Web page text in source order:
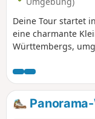
Deine Tour startet
eine charmante
Württembergs,
die Rheinebene und